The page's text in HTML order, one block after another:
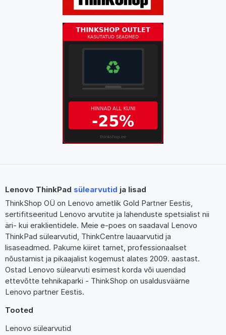
Lenovo ThinkPad sülearvutid ja lisad
ThinkShop OÜ on Lenovo ametlik Gold Partner Eestis,
sertifitseeritud Lenovo arvutite ja lahenduste spetsialist nii
äri- kui eraklientidele. Meie e-poes on saadaval Lenovo
ThinkPad sülearvutid, ThinkCentre lauaarvutid ja
lisaseadmed. Pakume kiiret tarnet, professionaalset
nõustamist ja pikaajalist kogemust alates 2009. aastast.
Ostad Lenovo sülearvuti esimest korda või uuendad
ettevõtte tehnikaparki - ThinkShop on usaldusväärne
Lenovo partner Eestis.
Tooted
Lenovo sülearvutid